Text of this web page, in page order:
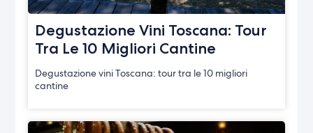
Degustazione Vini Toscana: Tour
Tra Le 10 Migliori Cantine
Degustazione vini Toscana: tour tra le 10 migliori
cantine